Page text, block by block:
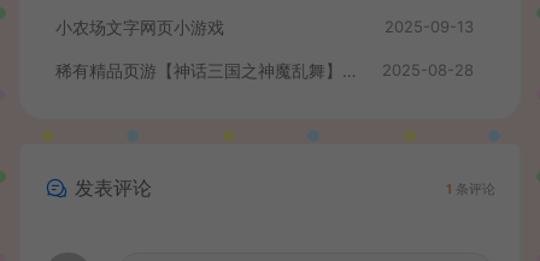
小农场文字网页小游戏 2025-09-13
稀有精品页游【神话三国之神魔乱舞】最新整理Win系服务端+货币充值教程+详细外网搭建教程 2025-08-28
发表评论 1 条评论